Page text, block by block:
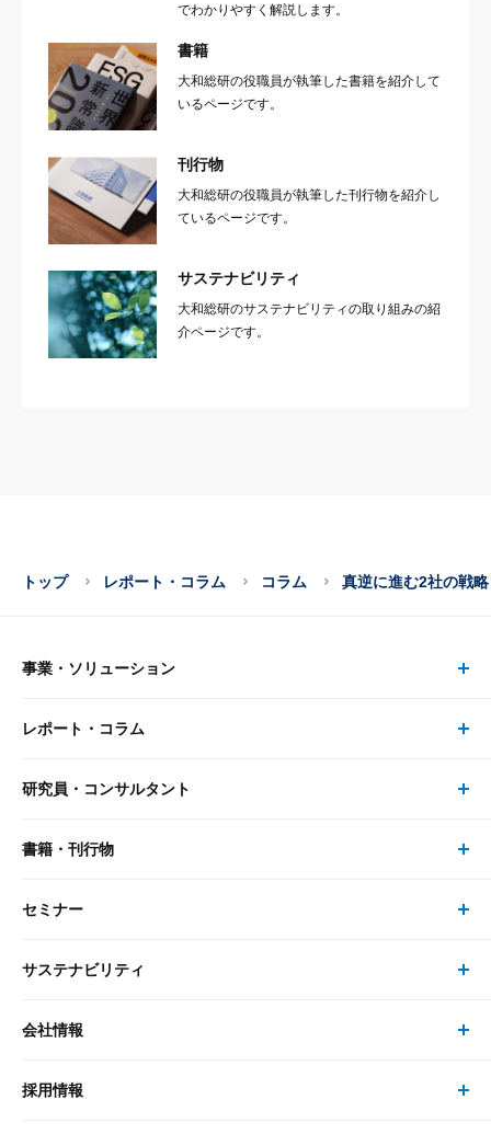
でわかりやすく解説します。
書籍
大和総研の役職員が執筆した書籍を紹介して
いるページです。
刊行物
大和総研の役職員が執筆した刊行物を紹介し
ているページです。
サステナビリティ
大和総研のサステナビリティの取り組みの紹
介ページです。
トップ レポート・コラム コラム 真逆に進む2社の戦略
事業・ソリューション
事業・ソリューション トップ
リサーチ
大和総研の強み
レポート・コラム
レポート・コラム トップ
最新のレポート・コラム
研究員・コンサルタント
研究員・コンサルタント トップ
研究員
書籍・刊行物
書籍・刊行物 トップ
書籍
セミナー
セミナー トップ
現在受付中のセミナー・イベント
サステナビリティ
サステナビリティの取り組み
次世代社会への貢献
会社情報
会社情報 トップ
採用情報